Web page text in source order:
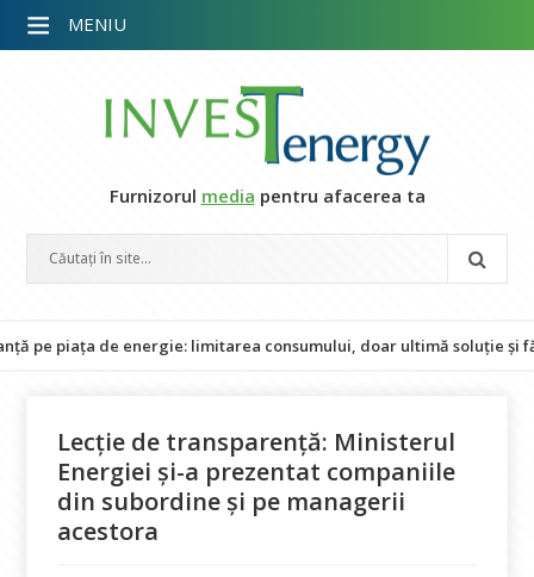
Furnizorul media pentru afacerea ta
de energie: limitarea consumului, doar ultimă soluție și fără
Lecție de transparență: Ministerul
Energiei și-a prezentat companiile
din subordine și pe managerii
acestora
MENIU